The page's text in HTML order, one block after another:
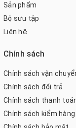
Sản phẩm
Bộ sưu tập
Liên hệ
Chính sách
Chính sách vận
Chính sách đổi trả
Chính sách thanh
Chính sách kiểm hàng